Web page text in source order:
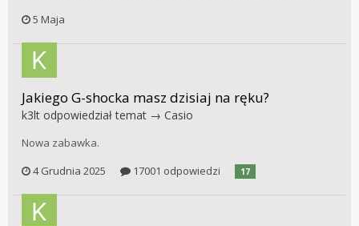
5 Maja
Jakiego G-shocka masz dzisiaj na ręku?
k3lt odpowiedział temat → Casio
Nowa zabawka.
4 Grudnia 2025
17001 odpowiedzi 17